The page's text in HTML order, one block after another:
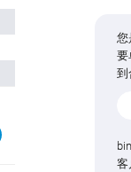
您
要
到
客